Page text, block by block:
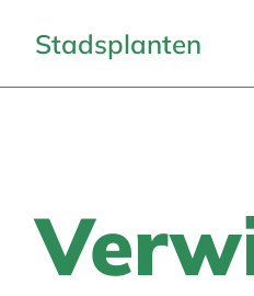
Stadsplanten